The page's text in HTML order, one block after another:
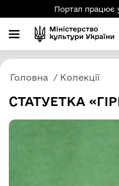
Портал працює
Головна Колекції
СТАТУЕТКА